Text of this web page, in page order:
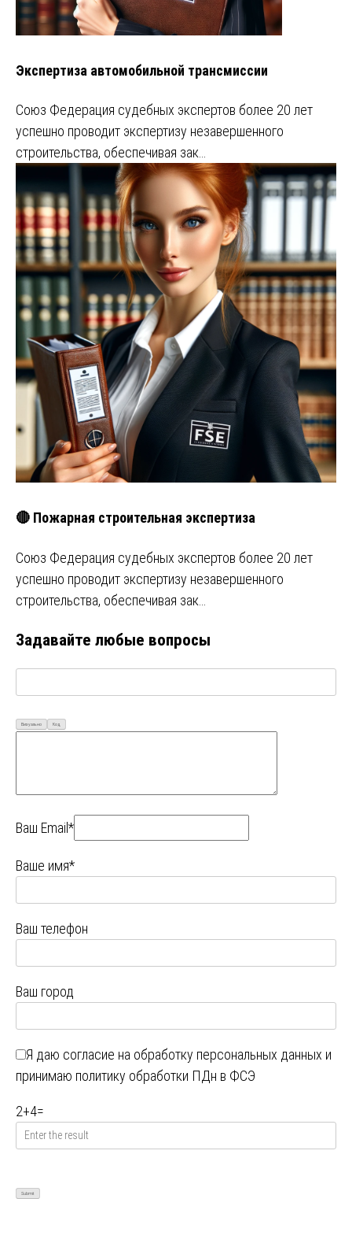
Экспертиза автомобильной трансмиссии
Союз Федерация судебных экспертов более 20 лет
успешно проводит экспертизу незавершенного
строительства, обеспечивая зак…
🔴 Пожарная строительная экспертиза
Союз Федерация судебных экспертов более 20 лет
успешно проводит экспертизу незавершенного
строительства, обеспечивая зак…
Задавайте любые вопросы
Визуально Код
Ваш Email*
Ваше имя*
Ваш телефон
Ваш город
Я даю согласие на обработку персональных данных и
принимаю политику обработки ПДн в ФСЭ
2+4=